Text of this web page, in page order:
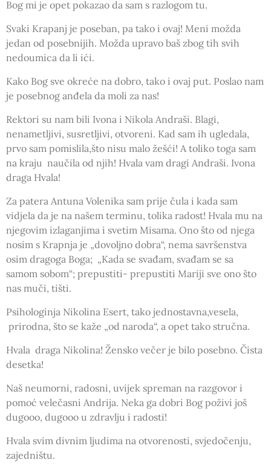
Bog mi je opet pokazao da sam s razlogom tu.
Svaki Krapanj je poseban, pa tako i ovaj! Meni možda
jedan od posebnijih. Možda upravo baš zbog tih svih
nedoumica da li ići.
Kako Bog sve okreće na dobro, tako i ovaj put. Poslao nam
je posebnog anđela da moli za nas!
Rektori su nam bili Ivona i Nikola Andraši. Blagi,
nenametljivi, susretljivi, otvoreni. Kad sam ih ugledala,
prvo sam pomislila,što nisu malo žešći! A toliko toga sam
na kraju naučila od njih! Hvala vam dragi Andraši. Ivona
draga Hvala!
Za patera Antuna Volenika sam prije čula i kada sam
vidjela da je na našem terminu, tolika radost! Hvala mu na
njegovim izlaganjima i svetim Misama. Ono što od njega
nosim s Krapnja je „dovoljno dobra“, nema savršenstva
osim dragoga Boga; „Kada se svađam, svađam se sa
samom sobom“; prepustiti- prepustiti Mariji sve ono što
nas muči, tišti.
Psihologinja Nikolina Esert, tako jednostavna,vesela,
prirodna, što se kaže „od naroda“, a opet tako stručna.
Hvala draga Nikolina! Žensko večer je bilo posebno. Čista
desetka!
Naš neumorni, radosni, uvijek spreman na razgovor i
pomoć velečasni Andrija. Neka ga dobri Bog poživi još
dugooo, dugooo u zdravlju i radosti!
Hvala svim divnim ljudima na otvorenosti, svjedočenju,
zajedništu.